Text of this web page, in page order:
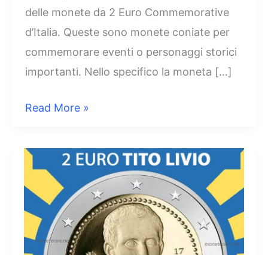
delle monete da 2 Euro Commemorative
d’Italia. Queste sono monete coniate per
commemorare eventi o personaggi storici
importanti. Nello specifico la moneta […]
2
Italia
2017
Venezia
Read More »